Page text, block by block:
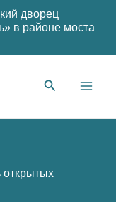
дворец
в районе моста
открытых